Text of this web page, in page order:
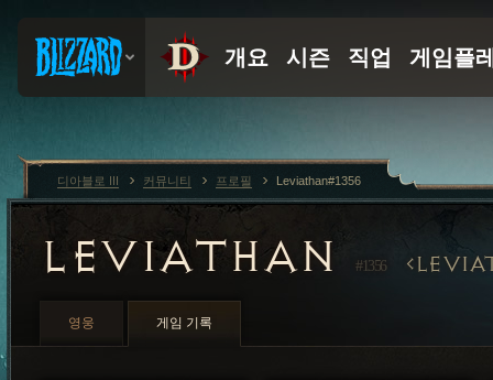
LEVIATHAN #1356
영웅 게임 기록
디아블로 III 커뮤니티 프로필 Leviathan#1356